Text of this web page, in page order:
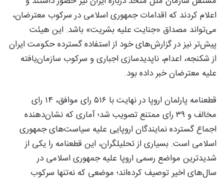
اعلام کردند که اقدامات جمهوری اسلامی در سرکوب معترضان،
می‌تواند مصداق «جنایت علیه بشریت» باشد. این هیئت
پیش‌تر نیز در گزارش‌های خود از استفاده گسترده حکومت ایران
از شکنجه، اعدام، ناپدیدسازی اجباری و سرکوب سازمان‌یافته
علیه معترضان خبر داده بود.
قطعنامه پارلمان اروپا در نهایت با ۵۱۶ رای موافق، ۱۴ رای
مخالف و ۳۹ رای ممتنع تصویب شد؛ آماری که نشان‌دهنده
اجماع گسترده نمایندگان اروپایی علیه سیاست‌های جمهوری
اسلامی است. بسیاری از تحلیلگران، این قطعنامه را یکی از
شدیدترین مواضع رسمی اروپا علیه جمهوری اسلامی در
سال‌های اخیر توصیف کرده‌اند؛ موضعی که نه‌تنها سرکوب